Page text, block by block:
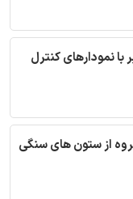
نمودارهای کنترل
از ستون های سنگی